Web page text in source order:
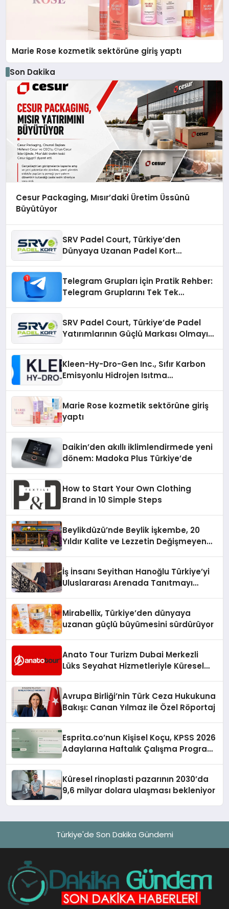
Marie Rose kozmetik sektörüne giriş yaptı
Son Dakika
Cesur Packaging, Mısır’daki Üretim Üssünü
Büyütüyor
SRV Padel Court, Türkiye’den
Dünyaya Uzanan Padel Kort
Telegram Grupları İçin Pratik Rehber:
Telegram Gruplarını Tek Tek
SRV Padel Court, Türkiye’de Padel
Yatırımlarının Güçlü Markası Olmayı
Kleen-Hy-Dro-Gen Inc., Sıfır Karbon
Emisyonlu Hidrojen Isıtma
Marie Rose kozmetik sektörüne giriş
yaptı
Daikin’den akıllı iklimlendirmede yeni
dönem: Madoka Plus Türkiye’de
How to Start Your Own Clothing
Brand in 10 Simple Steps
Beylikdüzü’nde Beylik İşkembe, 20
Yıldır Kalite ve Lezzetin Değişmeyen
İş İnsanı Seyithan Hanoğlu Türkiye’yi
Uluslararası Arenada Tanıtmayı
Mirabellix, Türkiye’den dünyaya
uzanan güçlü büyümesini sürdürüyor
Anato Tour Turizm Dubai Merkezli
Lüks Seyahat Hizmetleriyle Küresel
Avrupa Birliği’nin Türk Ceza Hukukuna
Bakışı: Canan Yılmaz ile Özel Röportaj
Esprita.co’nun Kişisel Koçu, KPSS 2026
Adaylarına Haftalık Çalışma Programı
Küresel rinoplasti pazarının 2030’da
9,6 milyar dolara ulaşması bekleniyor
Türkiye'de Son Dakika Gündemi